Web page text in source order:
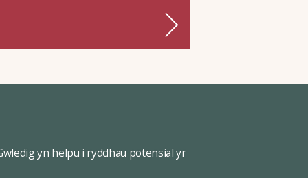
yn helpu i ryddhau potensial yr